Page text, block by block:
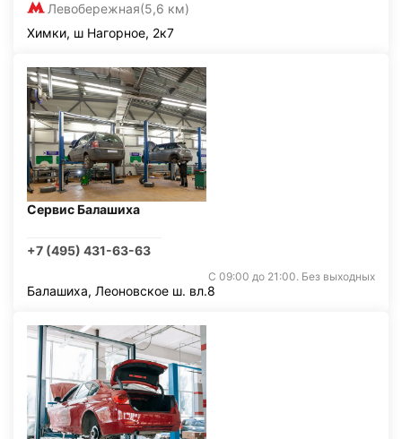
Левобережная(5,6 км)
Химки, ш Нагорное, 2к7
Сервис Балашиха
+7 (495) 431-63-63
С 09:00 до 21:00. Без выходных
Балашиха, Леоновское ш. вл.8